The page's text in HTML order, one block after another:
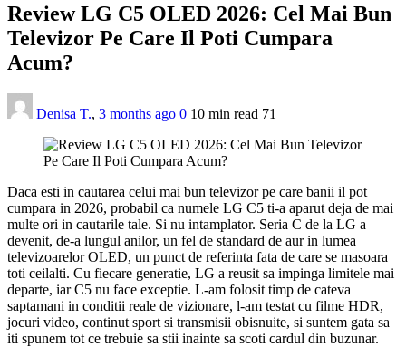
Review LG C5 OLED 2026: Cel Mai Bun
Televizor Pe Care Il Poti Cumpara
Acum?
Denisa T., 3 months ago 0 10 min read 71
Daca esti in cautarea celui mai bun televizor pe care banii il pot
cumpara in 2026, probabil ca numele LG C5 ti-a aparut deja de mai
multe ori in cautarile tale. Si nu intamplator. Seria C de la LG a
devenit, de-a lungul anilor, un fel de standard de aur in lumea
televizoarelor OLED, un punct de referinta fata de care se masoara
toti ceilalti. Cu fiecare generatie, LG a reusit sa impinga limitele mai
departe, iar C5 nu face exceptie. L-am folosit timp de cateva
saptamani in conditii reale de vizionare, l-am testat cu filme HDR,
jocuri video, continut sport si transmisii obisnuite, si suntem gata sa
iti spunem tot ce trebuie sa stii inainte sa scoti cardul din buzunar.